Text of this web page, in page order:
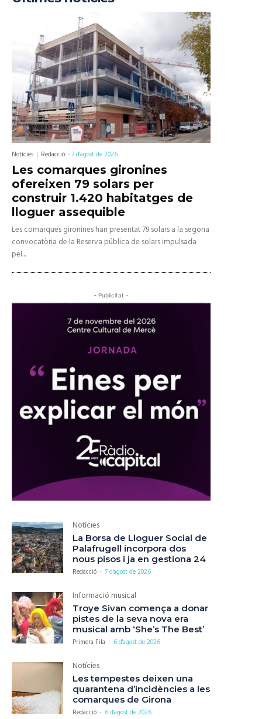
Notícies Redacció -7 d'agost de 2026
Les comarques gironines
ofereixen 79 solars per
construir 1.420 habitatges de
lloguer assequible
Les comarques gironines han presentat 79 solars a la segona
convocatòria de la Reserva pública de solars impulsada
pel...
- Publicitat -
Notícies
La Borsa de Lloguer Social de
Palafrugell incorpora dos
nous pisos i ja en gestiona 24
Redacció - 7 d'agost de 2026
Informació musical
Troye Sivan comença a donar
pistes de la seva nova era
musical amb ‘She’s The Best’
Primera Fila - 6 d'agost de 2026
Notícies
Les tempestes deixen una
quarantena d’incidències a les
comarques de Girona
Redacció - 6 d'agost de 2026